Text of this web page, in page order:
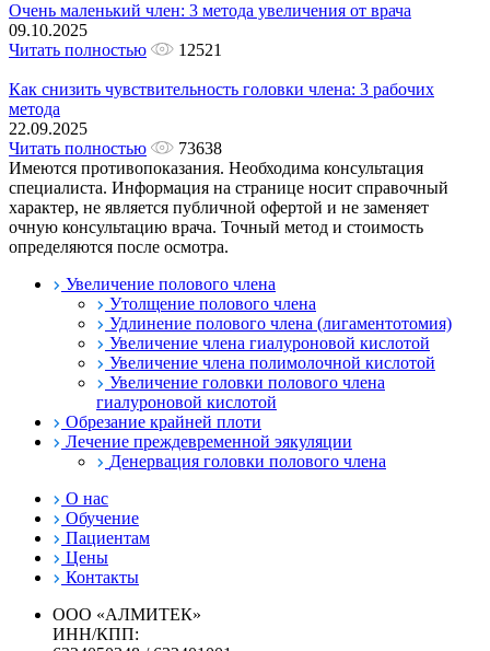
Очень маленький член: 3 метода увеличения от врача
09.10.2025
Читать полностью
12521
Как снизить чувствительность головки члена: 3 рабочих
метода
22.09.2025
Читать полностью
73638
Имеются противопоказания. Необходима консультация
специалиста. Информация на странице носит справочный
характер, не является публичной офертой и не заменяет
очную консультацию врача. Точный метод и стоимость
определяются после осмотра.
Увеличение полового члена
Утолщение полового члена
Удлинение полового члена (лигаментотомия)
Увеличение члена гиалуроновой кислотой
Увеличение члена полимолочной кислотой
Увеличение головки полового члена
гиалуроновой кислотой
Обрезание крайней плоти
Лечение преждевременной эякуляции
Денервация головки полового члена
О нас
Обучение
Пациентам
Цены
Контакты
ООО «АЛМИТЕК»
ИНН/КПП: